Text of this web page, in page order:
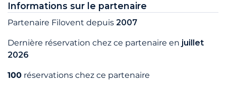
Informations sur le partenaire
Partenaire Filovent depuis 2007
Dernière réservation chez ce partenaire en juillet
2026
100 réservations chez ce partenaire